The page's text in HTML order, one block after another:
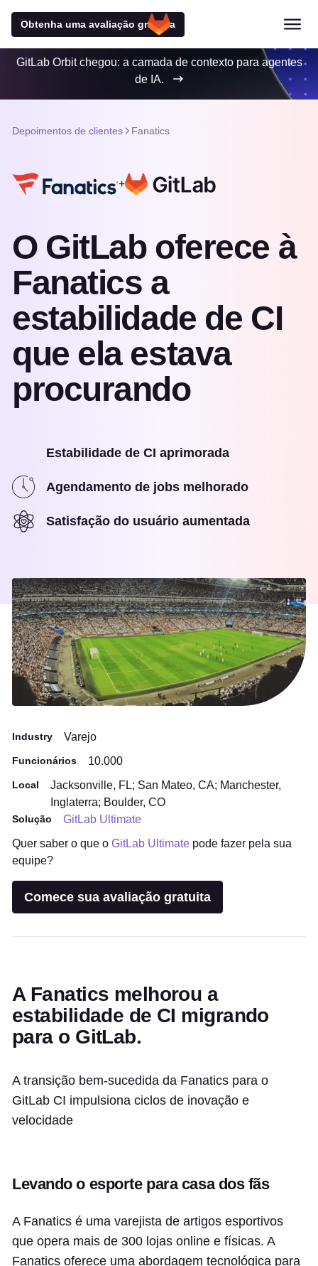
Obtenha uma avaliação gratuita
GitLab Orbit chegou: a camada de contexto para agentes
de IA.
Depoimentos de clientes Fanatics
+
O GitLab oferece à
Fanatics a
estabilidade de CI
que ela estava
procurando
Estabilidade de CI aprimorada
Agendamento de jobs melhorado
Satisfação do usuário aumentada
Industry Varejo
Funcionários 10.000
Local
Jacksonville, FL; San Mateo, CA; Manchester,
Inglaterra; Boulder, CO
Solução
GitLab Ultimate
Quer saber o que o GitLab Ultimate pode fazer pela sua
equipe?
Comece sua avaliação gratuita
A Fanatics melhorou a
estabilidade de CI migrando
para o GitLab.
A transição bem-sucedida da Fanatics para o
GitLab CI impulsiona ciclos de inovação e
velocidade
Levando o esporte para casa dos fãs
A Fanatics é uma varejista de artigos esportivos
que opera mais de 300 lojas online e físicas. A
Fanatics oferece uma abordagem tecnológica para